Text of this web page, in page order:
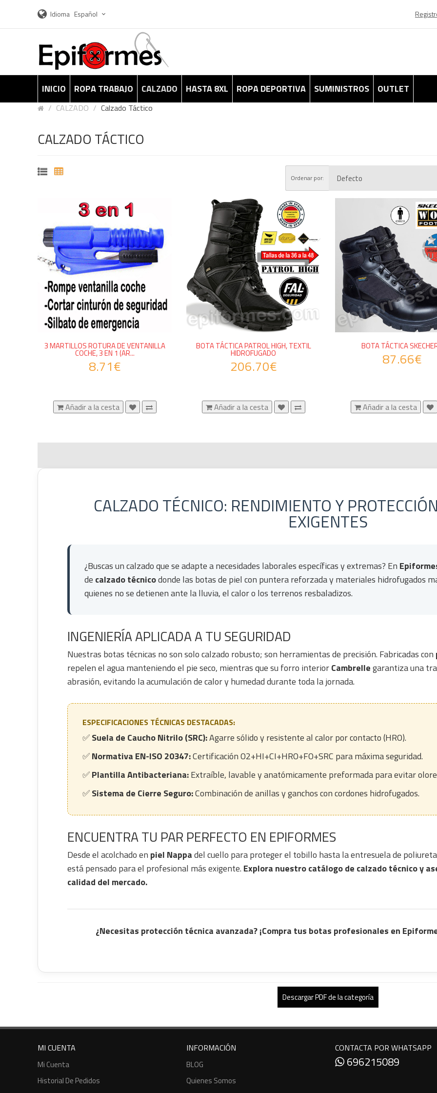
Idioma Español
INICIO ROPA TRABAJO CALZADO HASTA 8XL ROPA DEPORTIVA SUMINISTROS OUTLET
CALZADO Calzado Táctico
CALZADO TÁCTICO
Ordenar por:
3 MARTILLOS ROTURA DE VENTANILLA
COCHE, 3 EN 1 (AR...
8.71€
Añadir a la cesta
BOTA TÁCTICA PATROL HIGH, TEXTIL
HIDROFUGADO
206.70€
Añadir a la cesta
BOTA TÁCTICA
87.66€
Añadir a la cesta
CALZADO TÉCNICO: RENDIMIENTO Y
EXIGENTES
¿Buscas un calzado que se adapte a necesidades laborales específicas y extremas? En
de calzado técnicodonde las botas de piel con puntera reforzada y materiales hidrofugados
quienes no se detienen ante la lluvia, el calor o los terrenos resbaladizos.
INGENIERÍA APLICADA A TU SEGURIDAD
Nuestras botas técnicas no son solo calzado robusto; son herramientas de precisión. Fabricadas con
repelen el agua manteniendo el pie seco, mientras que su forro interiorCambrellegarantiza una
abrasión, evitando la acumulación de calor y humedad durante toda la jornada.
ESPECIFICACIONES TÉCNICAS DESTACADAS:
✅Suela de Caucho Nitrilo (SRC):Agarre sólido y resistente al calor por contacto (HRO).
✅Normativa EN-ISO 20347:Certificación O2+HI+CI+HRO+FO+SRC para máxima seguridad.
✅Plantilla Antibacteriana:Extraíble, lavable y anatómicamente preformada para evitar
✅Sistema de Cierre Seguro:Combinación de anillas y ganchos con cordones hidrofugados.
ENCUENTRA TU PAR PERFECTO EN EPIFORMES
Desde el acolchado en piel Nappadel cuello para proteger el tobillo hasta la entresuela de
está pensado para el profesional más exigente. Explora nuestro catálogo de calzado técnico y
calidad del mercado.
¿Necesitas protección técnica avanzada? ¡Compra tus botas profesionales en
Descargar PDF de la categoría
MI CUENTA
Mi Cuenta
Historial De Pedidos
INFORMACIÓN
BLOG
Quienes Somos
CONTACTA POR WHATSAPP
696215089